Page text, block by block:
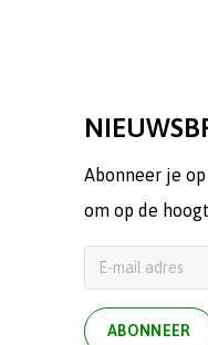
Abonneer je
om op de
ABONNEER